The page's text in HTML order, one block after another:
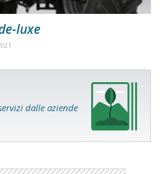
luxe
dalle aziende